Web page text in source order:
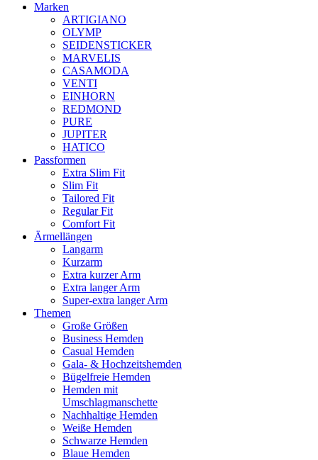
Marken
ARTIGIANO
OLYMP
SEIDENSTICKER
MARVELIS
CASAMODA
VENTI
EINHORN
REDMOND
PURE
JUPITER
HATICO
Passformen
Extra Slim Fit
Slim Fit
Tailored Fit
Regular Fit
Comfort Fit
Ärmellängen
Langarm
Kurzarm
Extra kurzer Arm
Extra langer Arm
Super-extra langer Arm
Themen
Große Größen
Business Hemden
Casual Hemden
Gala- & Hochzeitshemden
Bügelfreie Hemden
Hemden mit
Umschlagmanschette
Nachhaltige Hemden
Weiße Hemden
Schwarze Hemden
Blaue Hemden